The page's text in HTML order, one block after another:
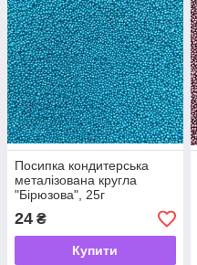
Посипка кондитерська
металізована кругла
"Бірюзова", 25г
24 ₴
Купити